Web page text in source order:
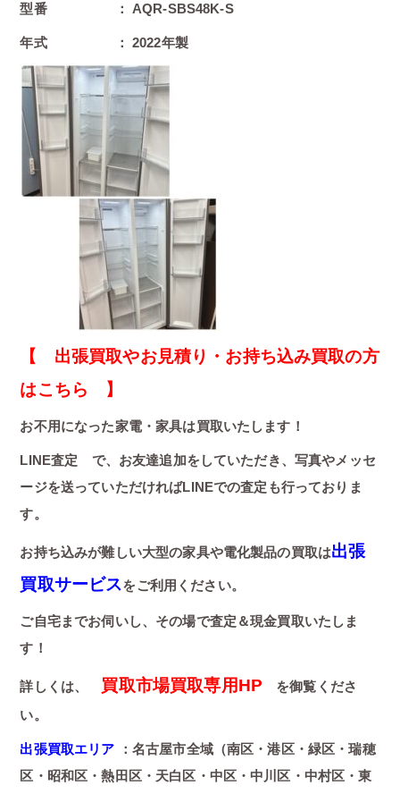
型番 ： AQR-SBS48K-S
年式 ： 2022年製
【 出張買取やお見積り・お持ち込み買取の方
はこちら 】
お不用になった家電・家具は買取いたします！
LINE査定 で、お友達追加をしていただき、写真やメッセ
ージを送っていただければLINEでの査定も行っておりま
す。
お持ち込みが難しい大型の家具や電化製品の買取は出張
買取サービスをご利用ください。
ご自宅までお伺いし、その場で査定＆現金買取いたしま
す！
詳しくは、 買取市場買取専用HP を御覧くださ
い。
出張買取エリア ：名古屋市全域（南区・港区・緑区・瑞穂
区・昭和区・熱田区・天白区・中区・中川区・中村区・東